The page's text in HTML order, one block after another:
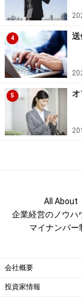
家に届いたマ
ポート、住民
認をします。扶
本人確認しても
する形になりま
この本人確認
ントなどを行
泉徴収票や支
ンバーが必要
認するしかなさ
えてもらう、
てもらうなど
ません。
4 送
5 オ
All About
企業経営のノウハ
マイナンバ
会社概要
投資家情報